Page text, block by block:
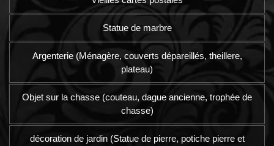
Statue de marbre
Argenterie (Ménagère, couverts dépareillés, theillere,
plateau)
Objet sur la chasse (couteau, dague ancienne, trophée de
chasse)
décoration de jardin (Statue de pierre, potiche pierre et